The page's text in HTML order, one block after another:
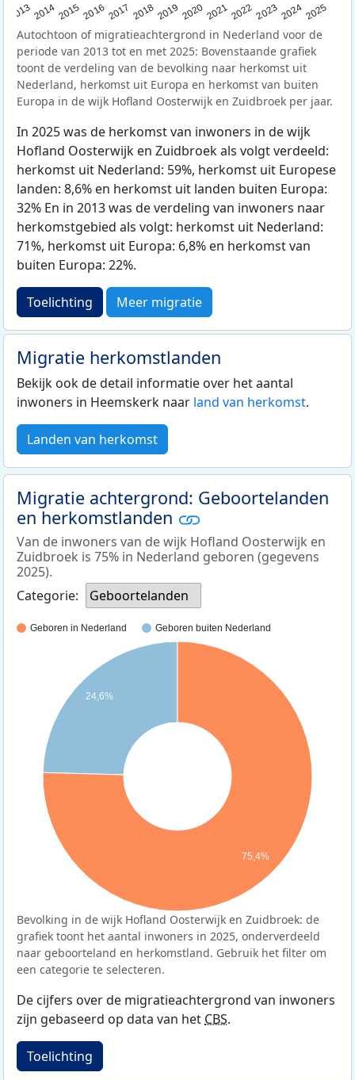
20132014201520162017 20182019 202020212022202320242025
Autochtoon of migratieachtergrond in Nederland voor de
periode van 2013 tot en met 2025: Bovenstaande grafiek
toont de verdeling van de bevolking naar herkomst uit
Nederland, herkomst uit Europa en herkomst van buiten
Europa in de wijk Hofland Oosterwijk en Zuidbroek per jaar.
In 2025 was de herkomst van inwoners in de wijk
Hofland Oosterwijk en Zuidbroek als volgt verdeeld:
herkomst uit Nederland: 59%, herkomst uit Europese
landen: 8,6% en herkomst uit landen buiten Europa:
32% En in 2013 was de verdeling van inwoners naar
herkomstgebied als volgt: herkomst uit Nederland:
71%, herkomst uit Europa: 6,8% en herkomst van
buiten Europa: 22%.
Toelichting Meer migratie
Migratie herkomstlanden
Bekijk ook de detail informatie over het aantal
inwoners in Heemskerk naar land van herkomst.
Landen van herkomst
Migratie achtergrond: Geboortelanden
en herkomstlanden
Van de inwoners van de wijk Hofland Oosterwijk en
Zuidbroek is 75% in Nederland geboren (gegevens
2025).
Categorie:
Geboortelanden
Geboren in Nederland Geboren buiten Nederland
24,6%
75,4%
Bevolking in de wijk Hofland Oosterwijk en Zuidbroek: de
grafiek toont het aantal inwoners in 2025, onderverdeeld
naar geboorteland en herkomstland. Gebruik het filter om
een categorie te selecteren.
De cijfers over de migratieachtergrond van inwoners
zijn gebaseerd op data van het CBS.
Toelichting